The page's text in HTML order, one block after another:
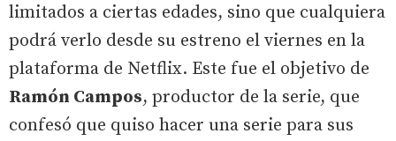
limitados a ciertas edades, sino que cualquiera
podrá verlo desde su estreno el viernes en la
plataforma de Netflix. Este fue el objetivo de
Ramón Campos, productor de la serie, que
confesó que quiso hacer una serie para sus